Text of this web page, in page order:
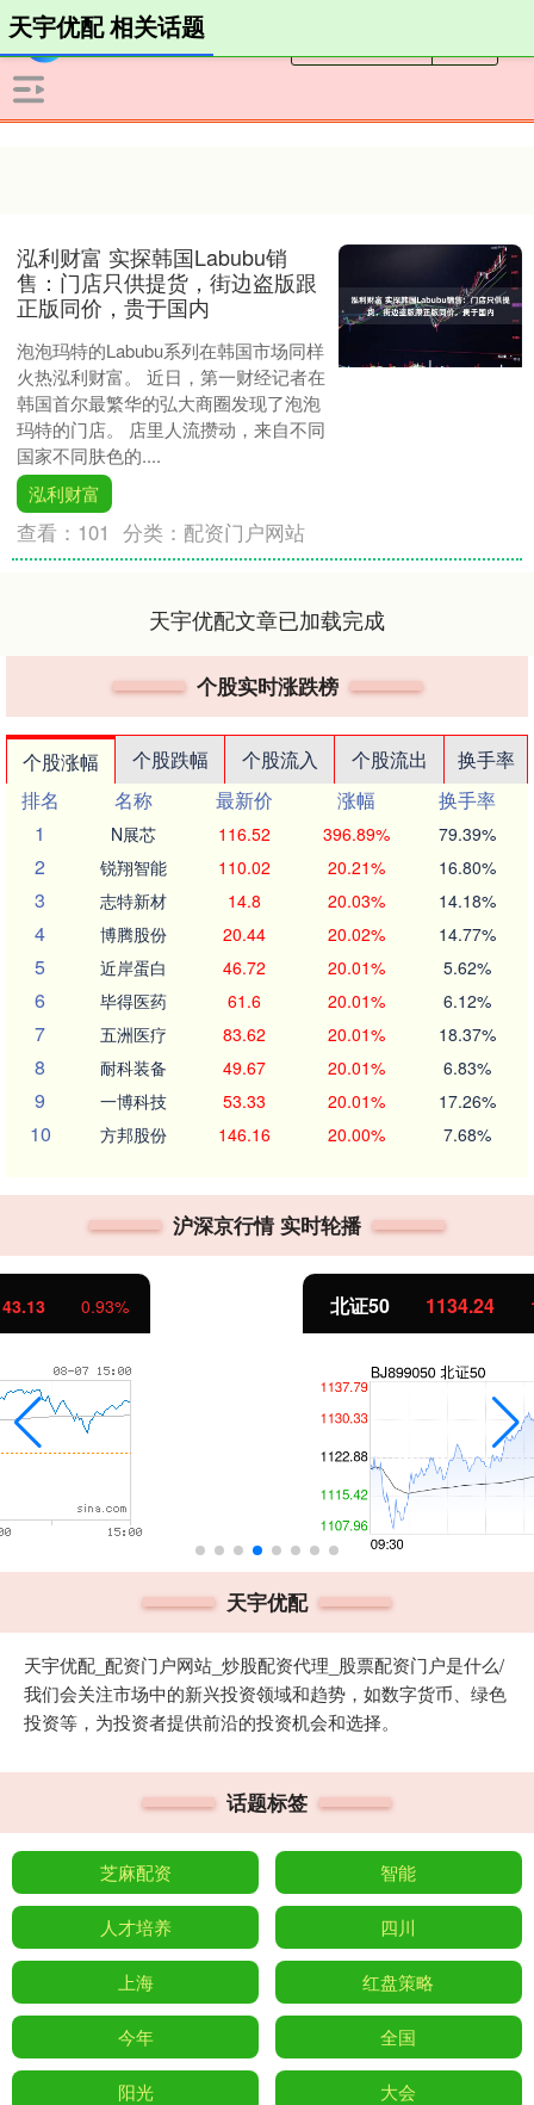
天宇优配 相关话题
泓利财富 实探韩国Labubu销
售：门店只供提货，街边盗版跟
正版同价，贵于国内
泡泡玛特的Labubu系列在韩国市场同样
火热泓利财富。 近日，第一财经记者在
韩国首尔最繁华的弘大商圈发现了泡泡
玛特的门店。 店里人流攒动，来自不同
国家不同肤色的....
泓利财富
查看： 101 分类： 配资门户网站
天宇优配文章已加载完成
个股实时涨跌榜
个股涨幅 个股跌幅 个股流入 个股流出
换手率
排名
名称 最新价 涨幅
换手率
1
N展芯 116.52 396.89% 79.39%
2 锐翔智能 110.02 20.21% 16.80%
3 志特新材 14.8 20.03% 14.18%
4 博腾股份 20.44 20.02% 14.77%
5 近岸蛋白 46.72 20.01% 5.62%
6 毕得医药 61.6 20.01% 6.12%
7 五洲医疗 83.62 20.01% 18.37%
8 耐科装备 49.67 20.01% 6.83%
9 一博科技 53.33 20.01% 17.26%
10 方邦股份 146.16 20.00% 7.68%
沪深京行情 实时轮播
北证50 11.37 1.01%
天宇优配
天宇优配_配资门户网站_炒股配资代理_股票配资门户是什么/
我们会关注市场中的新兴投资领域和趋势，如数字货币、绿色
投资等，为投资者提供前沿的投资机会和选择。
话题标签
芝麻配资 智能
人才培养 四川
上海 红盘策略
今年 全国
阳光 大会